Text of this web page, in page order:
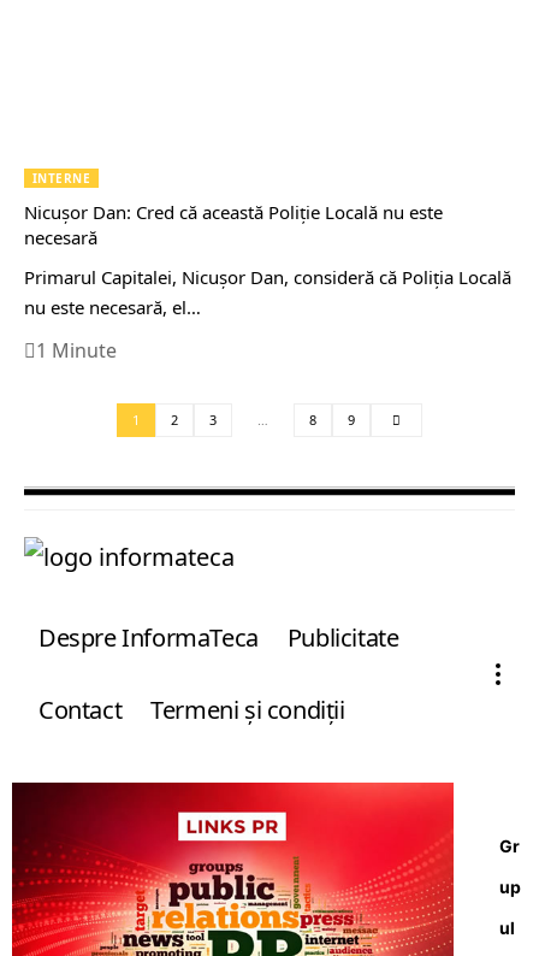
INTERNE
Nicușor Dan: Cred că această Poliţie Locală nu este
necesară
Primarul Capitalei, Nicuşor Dan, consideră că Poliţia Locală
nu este necesară, el…
1 Minute
1 2 3 8 9
Despre InformaTeca Publicitate
Contact Termeni şi condiţii
Gr
up
ul